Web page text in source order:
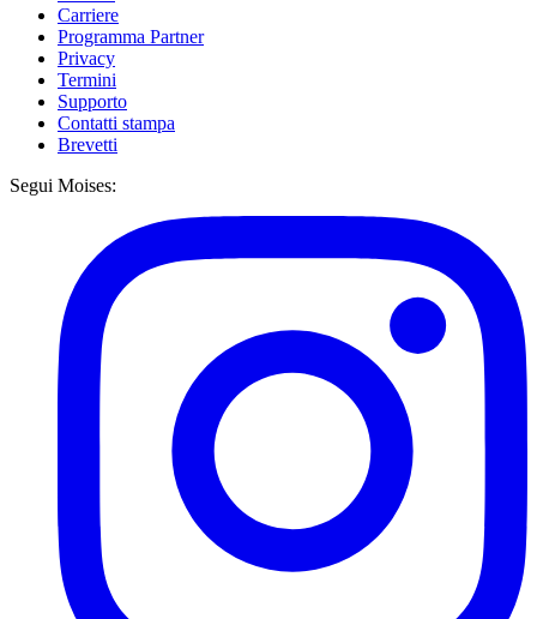
Carriere
Programma Partner
Privacy
Termini
Supporto
Contatti stampa
Brevetti
Segui Moises: